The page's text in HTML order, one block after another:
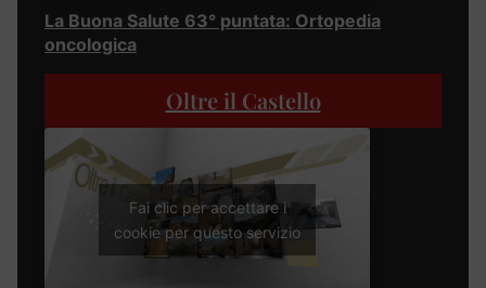
La Buona Salute 63° puntata: Ortopedia
oncologica
Oltre il Castello
Fai clic per accettare i
cookie per questo servizio